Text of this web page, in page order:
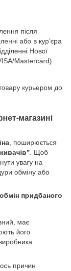
після
або в кур’єра
Нової
Mastercard).
курьером до
магазині
, поширюється
. Щоб
увагу на
обміну або
придбаного
має
його
причин